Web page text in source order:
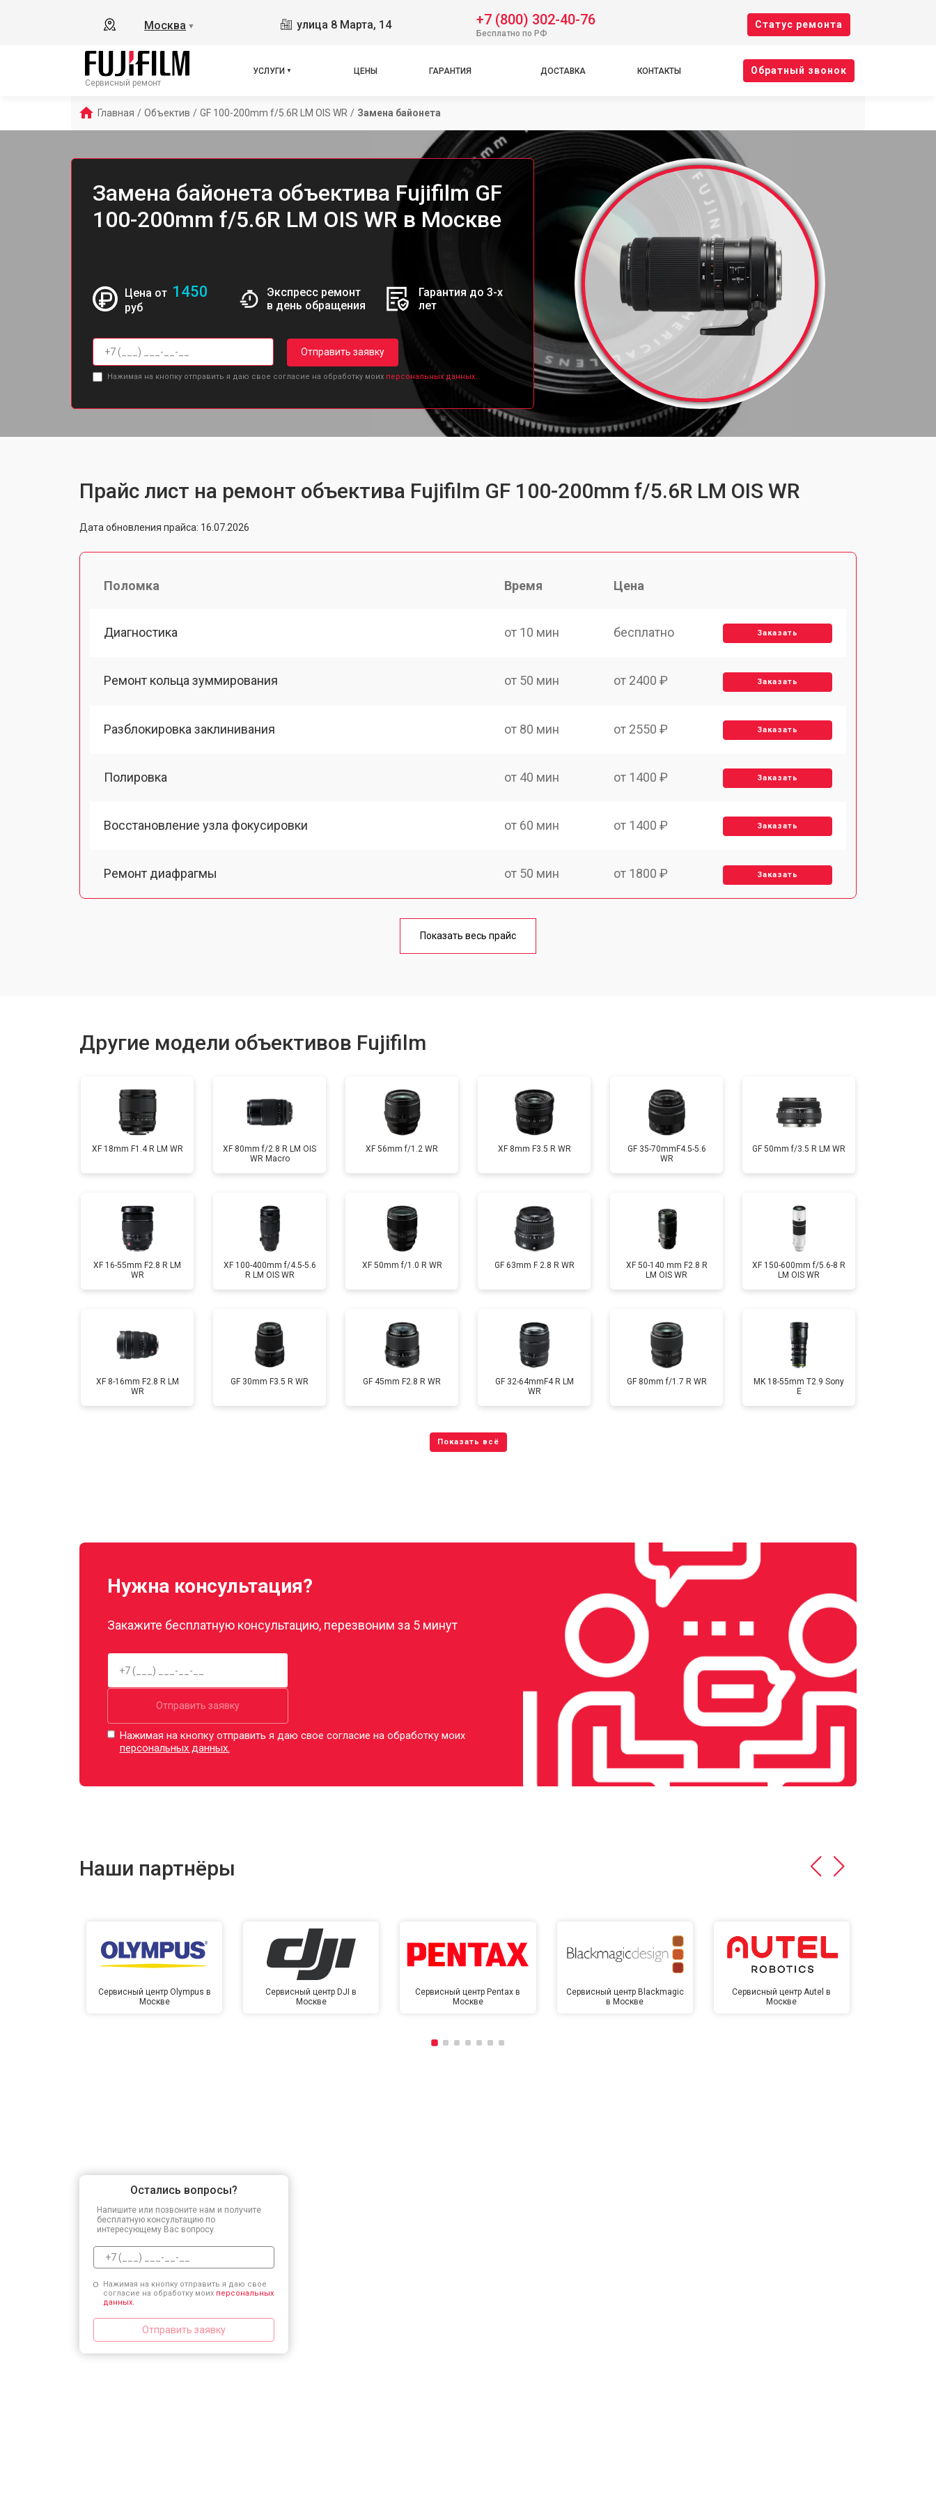
Москва ▼ улица 8 Марта, 14 +7 (800) 302-40-76
Бесплатно по РФ
Cтатус ремонта
Сервисный ремонт
УСЛУГИ ЦЕНЫ ГАРАНТИЯ ДОСТАВКА КОНТАКТЫ Oбратный звонок
Главная / Объектив / GF 100-200mm f/5.6R LM OIS WR / Замена байонета
Замена байонета объектива Fujifilm GF
100-200mm f/5.6R LM OIS WR в Москве
Цена от 1450
руб
Экспресс ремонт
в день обращения
Гарантия до 3-х
лет
Отправить заявку
Нажимая на кнопку отправить я даю свое согласие на обработку моих персональных данных.
Прайс лист на ремонт объектива Fujifilm GF 100-200mm f/5.6R LM OIS WR
Дата обновления прайса: 16.07.2026
Поломка Время Цена
Диагностика от 10 мин бесплатно Заказать
Ремонт кольца зуммирования от 50 мин от 2400 ₽ Заказать
Разблокировка заклинивания от 80 мин от 2550 ₽ Заказать
Полировка от 40 мин от 1400 ₽ Заказать
Восстановление узла фокусировки от 60 мин от 1400 ₽ Заказать
Ремонт диафрагмы от 50 мин от 1800 ₽ Заказать
от 60 мин
Показать весь прайс
Другие модели объективов Fujifilm
XF 18mm F1.4 R LM WR
XF 80mm f/2.8 R LM OIS
WR Macro
XF 56mm f/1.2 WR XF 8mm F3.5 R WR
GF 35-70mmF4.5-5.6
WR
GF 50mm f/3.5 R LM WR
XF 16-55mm F2.8 R LM
WR
XF 100-400mm f/4.5-5.6
R LM OIS WR
XF 50mm f/1.0 R WR GF 63mm F 2.8 R WR
XF 50-140 mm F2.8 R
LM OIS WR
XF 150-600mm f/5.6-8 R
LM OIS WR
XF 8-16mm F2.8 R LM
WR
GF 30mm F3.5 R WR GF 45mm F2.8 R WR
GF 32-64mmF4 R LM
WR
GF 80mm f/1.7 R WR
MK 18-55mm T2.9 Sony
E
Нужна консультация?
Закажите бесплатную консультацию, перезвоним за 5 минут
Отправить заявку
Нажимая на кнопку отправить я даю свое согласие на обработку моих
персональных данных.
Наши партнёры
Сервисный центр Olympus в
Москве
Сервисный центр DJI в
Москве
Сервисный центр Pentax в
Москве
Сервисный центр Blackmagic
в Москве
Сервисный центр Autel в
Москве
Остались вопросы?
Напишите или позвоните нам и получите
бесплатную консультацию по
интересующему Вас вопросу.
Нажимая на кнопку отправить я даю свое
согласие на обработку моих персональных
данных.
Отправить заявку